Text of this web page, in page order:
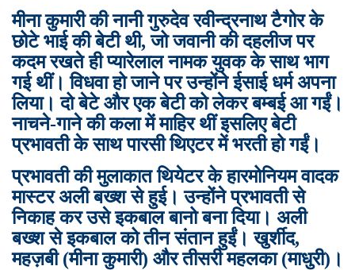
मीना कुमारी की नानी गुरुदेव रवीन्द्रनाथ टैगोर के
छोटे भाई की बेटी थी, जो जवानी की दहलीज पर
कदम रखते ही प्यारेलाल नामक युवक के साथ भाग
गई थीं। विधवा हो जाने पर उन्होंने ईसाई धर्म अपना
लिया। दो बेटे और एक बेटी को लेकर बम्बई आ गईं।
नाचने-गाने की कला में माहिर थीं इसलिए बेटी
प्रभावती के साथ पारसी थिएटर में भरती हो गईं।
प्रभावती की मुलाकात थियेटर के हारमोनियम वादक
मास्टर अली बख्श से हुई। उन्होंने प्रभावती से
निकाह कर उसे इकबाल बानो बना दिया। अली
बख्श से इकबाल को तीन संतान हुईं। खुर्शीद,
महज़बी (मीना कुमारी) और तीसरी महलका (माधुरी)।